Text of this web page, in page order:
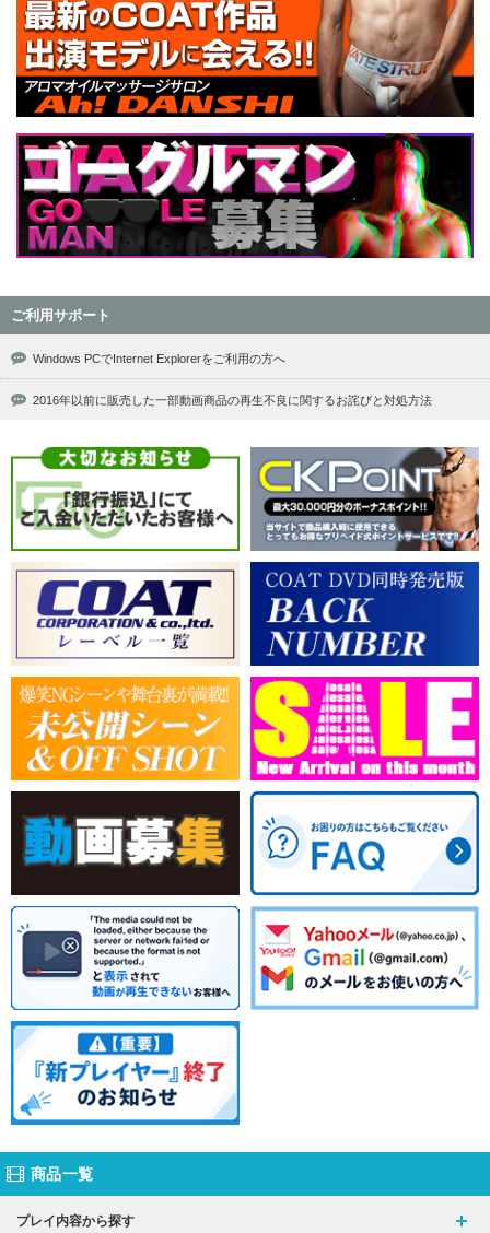
ご利用サポート
Windows PCでInternet Explorerをご利用の方へ
2016年以前に販売した一部動画商品の再生不良に関するお詫びと対処方法
商品一覧
プレイ内容から探す